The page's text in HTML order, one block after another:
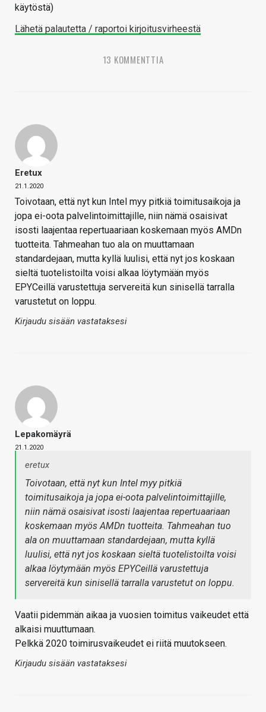
käytöstä)
Lähetä palautetta / raportoi kirjoitusvirheestä
13 KOMMENTTIA
Eretux
21.1.2020
Toivotaan, että nyt kun Intel myy pitkiä toimitusaikoja ja
jopa ei-oota palvelintoimittajille, niin nämä osaisivat
isosti laajentaa repertuaariaan koskemaan myös AMDn
tuotteita. Tahmeahan tuo ala on muuttamaan
standardejaan, mutta kyllä luulisi, että nyt jos koskaan
sieltä tuotelistoilta voisi alkaa löytymään myös
EPYCeillä varustettuja servereitä kun sinisellä tarralla
varustetut on loppu.
Kirjaudu sisään vastataksesi
Lepakomäyrä
21.1.2020
eretux
Toivotaan, että nyt kun Intel myy pitkiä
toimitusaikoja ja jopa ei-oota palvelintoimittajille,
niin nämä osaisivat isosti laajentaa repertuaariaan
koskemaan myös AMDn tuotteita. Tahmeahan tuo
ala on muuttamaan standardejaan, mutta kyllä
luulisi, että nyt jos koskaan sieltä tuotelistoilta voisi
alkaa löytymään myös EPYCeillä varustettuja
servereitä kun sinisellä tarralla varustetut on loppu.
Vaatii pidemmän aikaa ja vuosien toimitus vaikeudet että
alkaisi muuttumaan.
Pelkkä 2020 toimirusvaikeudet ei riitä muutokseen.
Kirjaudu sisään vastataksesi